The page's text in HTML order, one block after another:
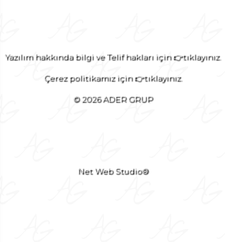
Yazılım hakkında bilgi ve Telif hakları için 👉tıklayınız.
Çerez politikamız için 👉tıklayınız.
© 2026 ADER GRUP
Net Web Studio®